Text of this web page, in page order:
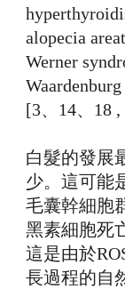
alopecia
Werner
[3、14、18 ,
白髮的發展
少。這可能
毛囊幹細胞
黑素細胞死
這是由於
長過程的自